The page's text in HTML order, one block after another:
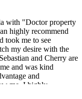
with "Doctor property
highly recommend
my desire with the
and Cherry are
and was kind
and
me. I highly
in the future